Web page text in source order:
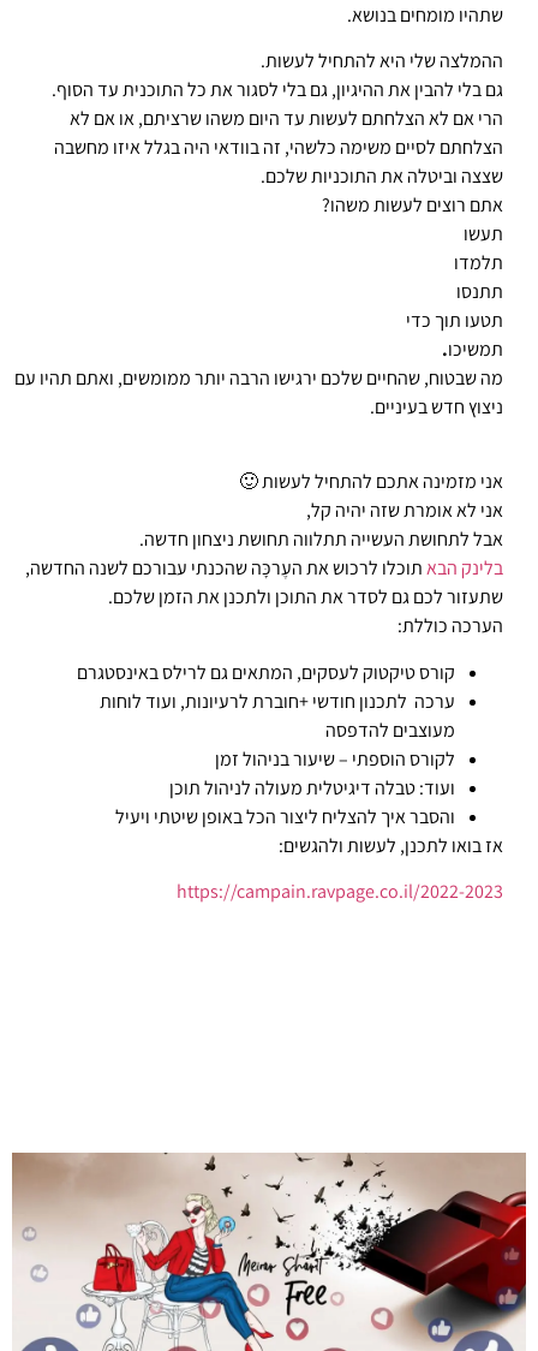
שתהיו מומחים בנושא.
ההמלצה שלי היא להתחיל לעשות.
גם בלי להבין את ההיגיון, גם בלי לסגור את כל התוכנית עד הסוף.
הרי אם לא הצלחתם לעשות עד היום משהו שרציתם, או אם לא
הצלחתם לסיים משימה כלשהי, זה בוודאי היה בגלל איזו מחשבה
שצצה וביטלה את התוכניות שלכם.
אתם רוצים לעשות משהו?
תעשו
תלמדו
תתנסו
תטעו תוך כדי
תמשיכו.
מה שבטוח, שהחיים שלכם ירגישו הרבה יותר ממומשים, ואתם תהיו עם
ניצוץ חדש בעיניים.
אני מזמינה אתכם להתחיל לעשות 🙂
אני לא אומרת שזה יהיה קל,
אבל לתחושת העשייה תתלווה תחושת ניצחון חדשה.
בלינק הבאתוכלו לרכוש את העֶרכָּה שהכנתי עבורכם לשנה החדשה,
שתעזור לכם גם לסדר את התוכן ולתכנן את הזמן שלכם.
הערכה כוללת:
קורס טיקטוק לעסקים, המתאים גם לרילס באינסטגרם
ערכה לתכנון חודשי +חוברת לרעיונות, ועוד לוחות
מעוצבים להדפסה
לקורס הוספתי – שיעור בניהול זמן
ועוד: טבלה דיגיטלית מעולה לניהול תוכן
והסבר איך להצליח ליצור הכל באופן שיטתי ויעיל
אז בואו לתכנן, לעשות ולהגשים:
https://campain.ravpage.co.il/2022-2023